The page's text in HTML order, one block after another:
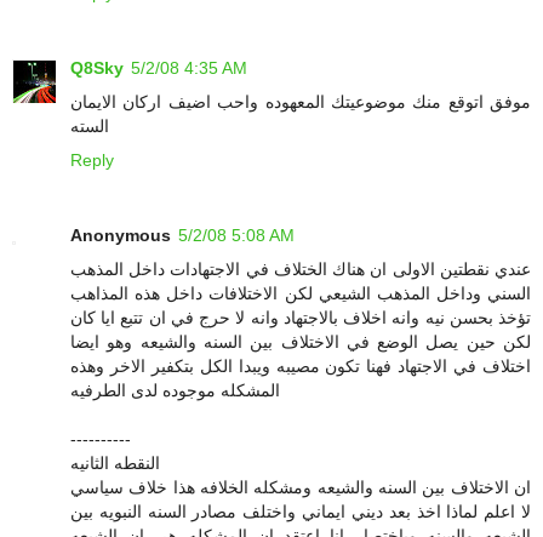
Q8Sky 5/2/08 4:35 AM
موفق اتوقع منك موضوعيتك المعهوده واحب اضيف اركان الايمان
السته
Reply
Anonymous 5/2/08 5:08 AM
عندي نقطتين الاولى ان هناك الختلاف في الاجتهادات داخل المذهب
السني وداخل المذهب الشيعي لكن الاختلافات داخل هذه المذاهب
تؤخذ بحسن نيه وانه اخلاف بالاجتهاد وانه لا حرج في ان تتبع ايا كان
لكن حين يصل الوضع في الاختلاف بين السنه والشيعه وهو ايضا
اختلاف في الاجتهاد فهنا تكون مصيبه ويبدا الكل بتكفير الاخر وهذه
المشكله موجوده لدى الطرفيه
----------
النقطه الثانيه
ان الاختلاف بين السنه والشيعه ومشكله الخلافه هذا خلاف سياسي
لا اعلم لماذا اخذ بعد ديني ايماني واختلف مصادر السنه النبويه بين